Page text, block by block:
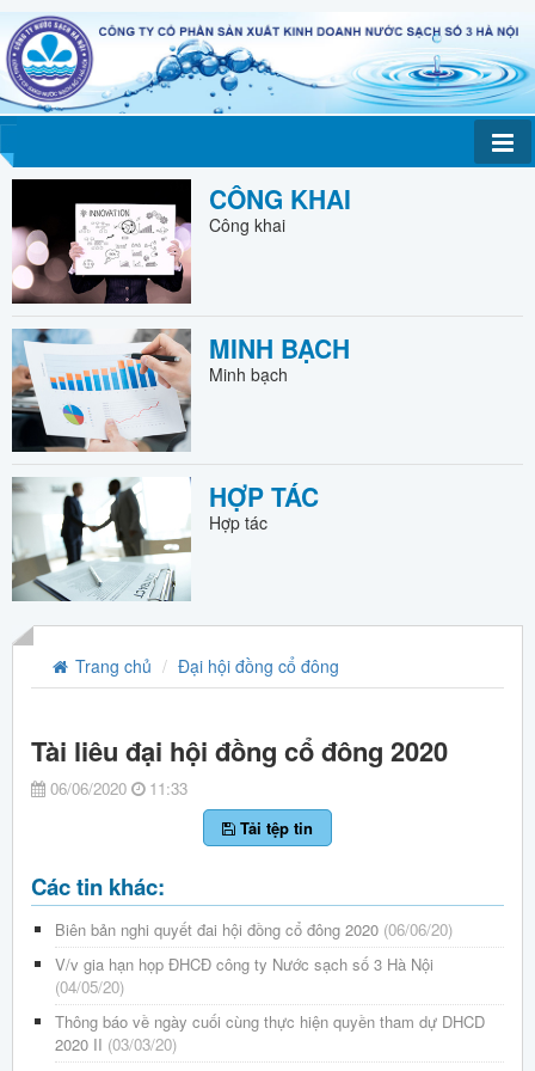
CÔNG KHAI
Công khai
MINH BẠCH
Minh bạch
HỢP TÁC
Hợp tác
Trang chủ Đại hội đồng cổ đông
Tài liêu đại hội đồng cổ đông 2020
06/06/2020
11:33
Tải tệp tin
Các tin khác:
Biên bản nghi quyết đai hội đồng cổ đông 2020 (06/06/20)
V/v gia hạn họp ĐHCĐ công ty Nước sạch số 3 Hà Nội
(04/05/20)
Thông báo về ngày cuối cùng thực hiện quyền tham dự DHCD
2020 II (03/03/20)